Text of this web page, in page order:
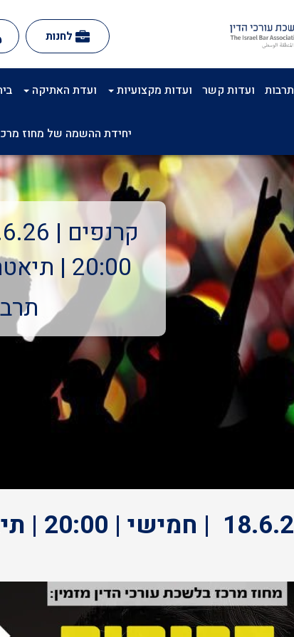
לחנות
תרבות ועדות קשר ועדות מקצועיות ועדת האתיקה
יחידת ההשמה של מחוז
20:00 | תיאטרון בית ליסין
קרנפים |